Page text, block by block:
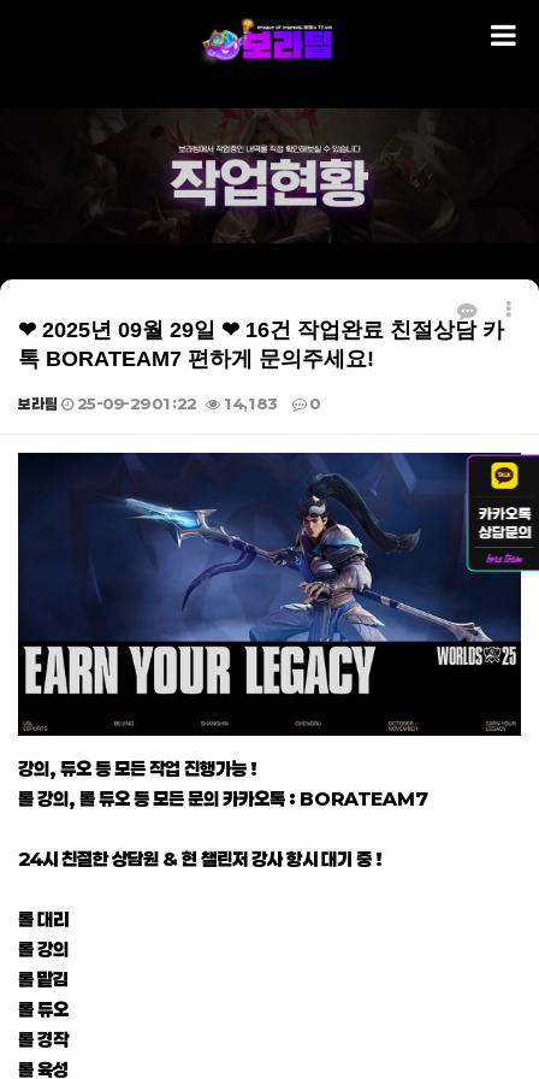
❤ 2025년 09월 29일 ❤ 16건 작업완료 친절상담 카
톡 BORATEAM7 편하게 문의주세요!
보라팀 25-09-29 01:22 14,183 0
강의, 듀오 등 모든 작업 진행가능 !
롤 강의, 롤 듀오 등 모든 문의 카카오톡 : BORATEAM7
24시 친절한 상담원 & 현 챌린저 강사 항시 대기 중 !
롤 대리
롤 강의
롤 맡김
롤 듀오
롤 경작
롤 육성